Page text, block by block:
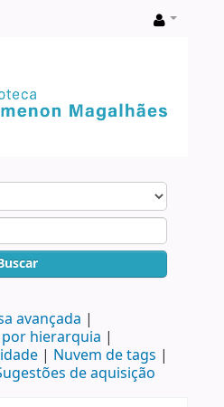
avançada
hierarquia
Nuvem de tags
de aquisição